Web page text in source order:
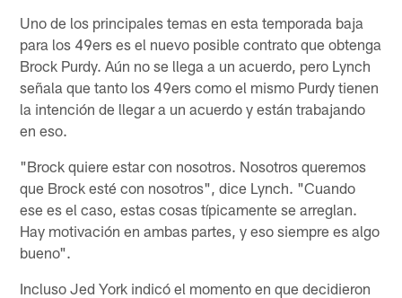
Uno de los principales temas en esta temporada baja
para los 49ers es el nuevo posible contrato que obtenga
Brock Purdy. Aún no se llega a un acuerdo, pero Lynch
señala que tanto los 49ers como el mismo Purdy tienen
la intención de llegar a un acuerdo y están trabajando
en eso.
"Brock quiere estar con nosotros. Nosotros queremos
que Brock esté con nosotros", dice Lynch. "Cuando
ese es el caso, estas cosas típicamente se arreglan.
Hay motivación en ambas partes, y eso siempre es algo
bueno".
Incluso Jed York indicó el momento en que decidieron